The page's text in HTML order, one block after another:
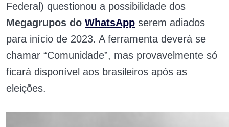
Federal) questionou a possibilidade dos
Megagrupos do WhatsApp serem adiados
para início de 2023. A ferramenta deverá se
chamar “Comunidade”, mas provavelmente só
ficará disponível aos brasileiros após as
eleições.